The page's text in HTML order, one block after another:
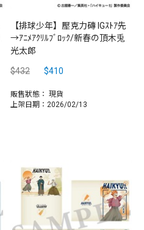
【排球少年】壓克力磚 IGｽﾄｱ先
→ｱﾆﾒｱｸﾘﾙﾌﾞﾛｯｸ/新春の頂木兎
光太郎
$432 $410
販售狀態： 現貨
上架日期：2026/02/13